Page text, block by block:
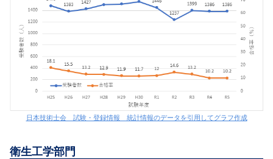
日本技術士会 試験・登録情報 統計情報のデータを引用してグラフ作成
衛生工学部門